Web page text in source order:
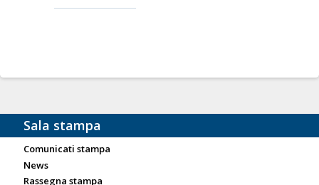
Sala stampa
Comunicati stampa
News
Rassegna stampa